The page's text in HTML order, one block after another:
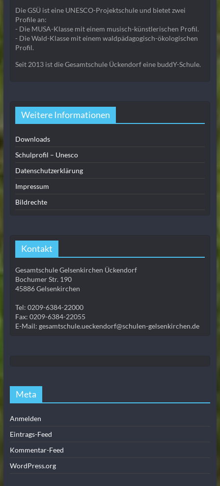
Die GSÜ ist eine UNESCO-Projektschule und bietet zwei
Profile an:
- Die MUSA-Klasse mit einem musisch-künstlerischen Profil.
- Die Wald-Klasse mit einem waldpädagogisch-ökologischen
Profil.
Seit 2013 ist die Gesamtschule Ückendorf eine buddY-Schule.
Weitere Informationen
Downloads
Schulprofil – Unesco
Datenschutzerklärung
Impressum
Bildrechte
Kontakt
Gesamtschule Gelsenkirchen Ückendorf
Bochumer Str. 190
45886 Gelsenkirchen
Tel: 0209-6384-22000
Fax: 0209-6384-22055
E-Mail: gesamtschule.ueckendorf@schulen-gelsenkirchen.de
Meta
Anmelden
Eintrags-Feed
Kommentar-Feed
WordPress.org